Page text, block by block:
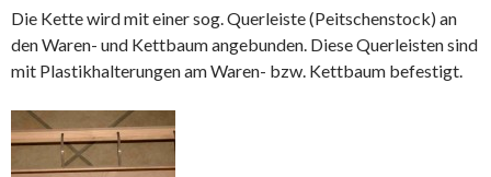
Die Kette wird mit einer sog. Querleiste (Peitschenstock) an
den Waren- und Kettbaum angebunden. Diese Querleisten sind
mit Plastikhalterungen am Waren- bzw. Kettbaum befestigt.